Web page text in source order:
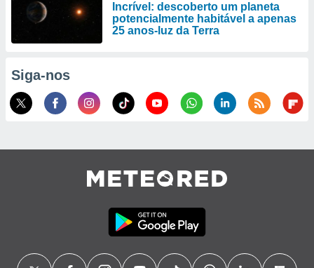
Incrível: descoberto um planeta
potencialmente habitável a apenas
25 anos-luz da Terra
Siga-nos